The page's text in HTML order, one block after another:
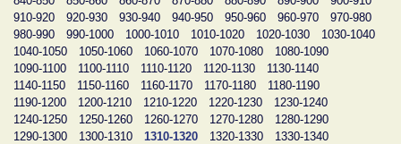
910-920
920-930 930-940 940-950 950-960 960-970
970-980
980-990
990-1000 1000-1010 1010-1020 1020-1030
1030-1040
1040-1050
1050-1060 1060-1070 1070-1080
1080-1090
1090-1100
1100-1110 1110-1120 1120-1130
1130-1140
1140-1150
1150-1160 1160-1170 1170-1180
1180-1190
1190-1200
1200-1210 1210-1220 1220-1230
1230-1240
1240-1250
1250-1260 1260-1270 1270-1280
1280-1290
1290-1300
1300-1310 1310-1320 1320-1330
1330-1340